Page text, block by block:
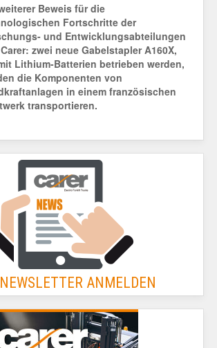
Beweis für die
Fortschritte der
und Entwicklungsabteilungen
zwei neue Gabelstapler A160X,
Lithium-Batterien betrieben werden,
die Komponenten von
in einem französischen
transportieren.
ANMELDEN